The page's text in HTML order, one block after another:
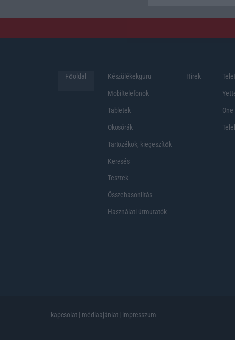
Főoldal Készülékekguru
Mobiltelefonok
Tabletek
Okosórák
Tartozékok, kiegeszítők
Keresés
Tesztek
Összehasonlítás
Használati útmutatók
Hirek
kapcsolat | médiaajánlat | impresszum